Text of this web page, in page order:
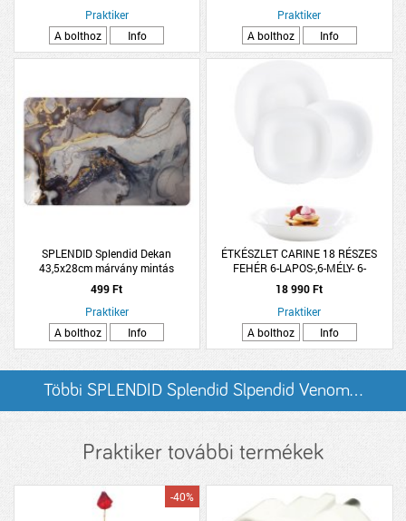
Praktiker
A bolthoz
Info
Praktiker
A bolthoz
Info
SPLENDID Splendid Dekan
43,5x28cm márvány mintás
polipropilén tányéralátét
499 Ft
Praktiker
A bolthoz
Info
ÉTKÉSZLET CARINE 18 RÉSZES
FEHÉR 6-LAPOS-,6-MÉLY- 6-
DESSZERTESTÁNYÉR
18 990 Ft
Praktiker
A bolthoz
Info
Többi SPLENDID Splendid Slpendid Venom...
Praktiker további termékek
-40%